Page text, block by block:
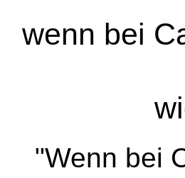
wenn bei
"Wenn bei